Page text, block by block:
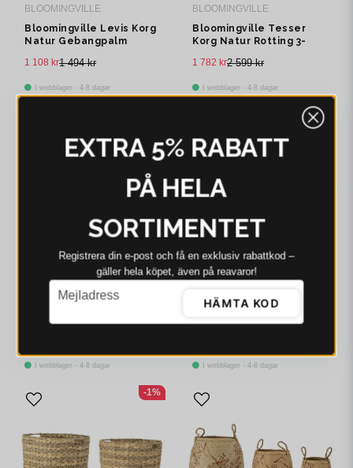
BLOOMINGVILLE
Bloomingville Levis Korg
Natur Gebangpalm
1 494 kr
1 108 kr
I webblager - 4-8 dagar
BLOOMINGVILLE
Bloomingville Tesser
Korg Natur Rotting 3-
2 599 kr
1 782 kr
I webblager - 4-8 dagar
Korg Vit Jute H49 cm
I webblager - 4-8 dagar
Bloomingville Indra Korg
Natur Vattenhyacint H24
I webblager - 4-8 dagar
-36%
-1%
EXTRA 5% RABATT
PÅ HELA
SORTIMENTET
Registrera din e‑post och få en exklusiv rabattkod –
gäller hela köpet, även på reavaror!
email
Mejladress
HÄMTA KOD